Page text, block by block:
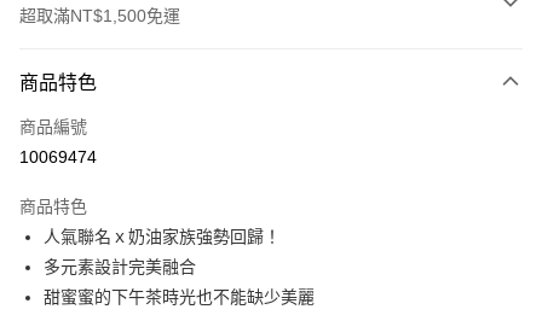
超取滿NT$1,500免運
信用卡一次付款
信用卡分期付款
合作金庫商業銀行
華南商業銀行
上海商業儲蓄銀行
國泰世華商業銀行
兆豐國際商業銀行
6 期 0 利率 每期
華南商業銀行
上海商業儲蓄銀行
台北富邦商業銀行
超商取貨付款
LINE Pay
商品特色
商品編號
10069474
商品特色
人氣聯名ｘ奶油家族強勢回歸！
多元素設計完美融合
甜蜜蜜的下午茶時光也不能缺少美麗